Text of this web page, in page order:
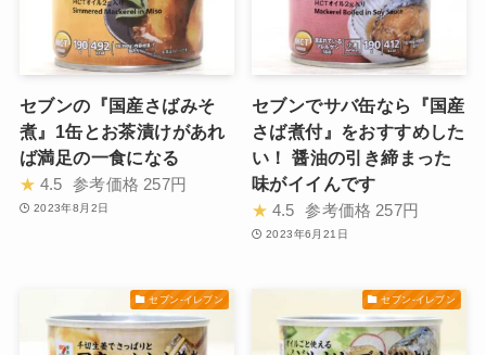
セブンの『国産さばみそ
煮』1缶とお茶漬けがあれ
ば満足の一食になる
★ 4.5 参考価格 257円
2023年8月2日
セブンでサバ缶なら『国産
さば煮付』をおすすめした
い！ 醤油の引き締まった
味がイイんです
★ 4.5 参考価格 257円
2023年6月21日
セブン-イレブン セブン-イレブン